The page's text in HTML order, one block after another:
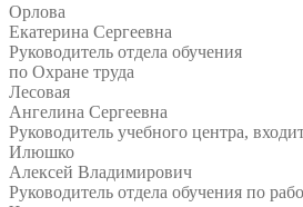
Орлова
Екатерина Сергеевна
Руководитель отдела обучения
по Охране труда
Лесовая
Ангелина Сергеевна
Руководитель учебного центра,
Илюшко
Алексей Владимирович
Руководитель отдела обучения по